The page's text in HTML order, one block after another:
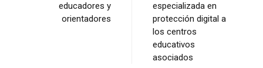
educadores y
orientadores
especializada en
protección digital a
los centros
educativos
asociados